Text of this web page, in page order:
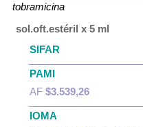
tobramicina
sol.oft.estéril x 5 ml
SIFAR
PAMI
AF $3.539,26
IOMA